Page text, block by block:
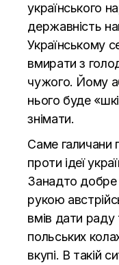
українського
державність
Українському
вмирати з
чужого. Йому
нього буде
знімати.
Саме галичани
проти ідеї
Занадто добре
рукою
вмів дати раду
польських
вкупі. В такій